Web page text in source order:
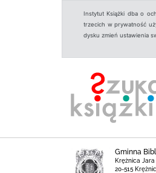
Instytut Książki dba o
trzecich w prywatność
dysku zmień ustawienia
Gminna
Krężnica Jara
20-515